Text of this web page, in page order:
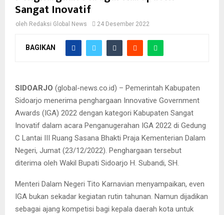
Sangat Inovatif
oleh Redaksi Global News 24 Desember 2022
BAGIKAN
SIDOARJO (global-news.co.id) – Pemerintah Kabupaten
Sidoarjo menerima penghargaan Innovative Government
Awards (IGA) 2022 dengan kategori Kabupaten Sangat
Inovatif dalam acara Penganugerahan IGA 2022 di Gedung
C Lantai III Ruang Sasana Bhakti Praja Kementerian Dalam
Negeri, Jumat (23/12/2022). Penghargaan tersebut
diterima oleh Wakil Bupati Sidoarjo H. Subandi, SH.
Menteri Dalam Negeri Tito Karnavian menyampaikan, even
IGA bukan sekadar kegiatan rutin tahunan. Namun dijadikan
sebagai ajang kompetisi bagi kepala daerah kota untuk